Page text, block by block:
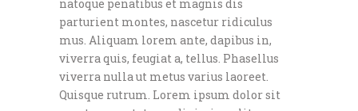
natoque penatibus et magnis dis
parturient montes, nascetur ridiculus
mus. Aliquam lorem ante, dapibus in,
viverra quis, feugiat a, tellus. Phasellus
viverra nulla ut metus varius laoreet.
Quisque rutrum. Lorem ipsum dolor sit